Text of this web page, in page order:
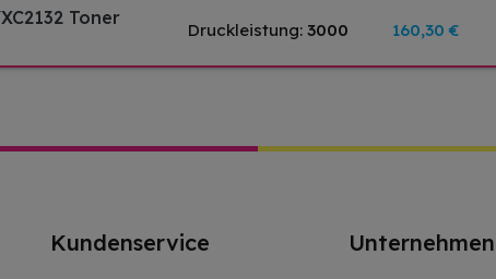
Toner
Druckleistung:3000 160,30 €
Kundenservice Unternehmen